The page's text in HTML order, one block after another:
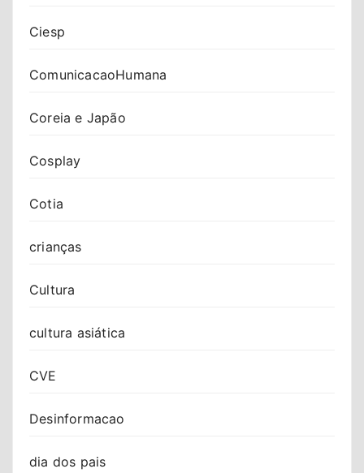
Ciesp
ComunicacaoHumana
Coreia e Japão
Cosplay
Cotia
crianças
Cultura
cultura asiática
CVE
Desinformacao
dia dos pais